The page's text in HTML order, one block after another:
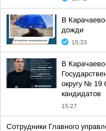
В
дожди
15:33
В
округу № 19
кандидатов
15:27
Сотрудники Главного